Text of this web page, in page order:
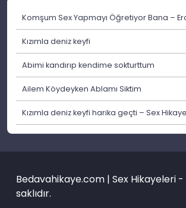
Komşum Sex Yapmayı Öğretiyor Bana –
Kızımla deniz keyfi
Abimi kandırıp kendime sokturttum
Ailem Köydeyken Ablamı Siktim
Kızımla deniz keyfi harika geçti – Sex
Bedavahikaye.com | Sex Hikayeleri -
saklıdır.